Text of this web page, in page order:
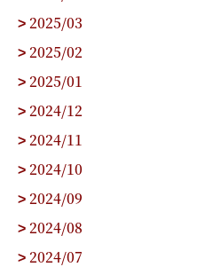
> 2025/03
> 2025/02
> 2025/01
> 2024/12
> 2024/11
> 2024/10
> 2024/09
> 2024/08
> 2024/07